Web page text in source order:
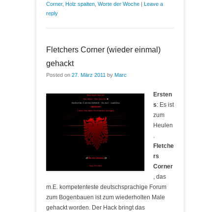
Corner, Holz spalten Worte der Woche | Leave a
reply
Fletchers Corner (wieder einmal)
gehackt
Posted on 27. März 2011 by Marc
Ersten
s: Es ist
zum
Heulen
.
Fletche
rs
Corner
, das
m.E. kompetenteste deutschsprachige Forum
zum Bogenbauen ist zum wiederholten Male
gehackt worden. Der Hack bringt das